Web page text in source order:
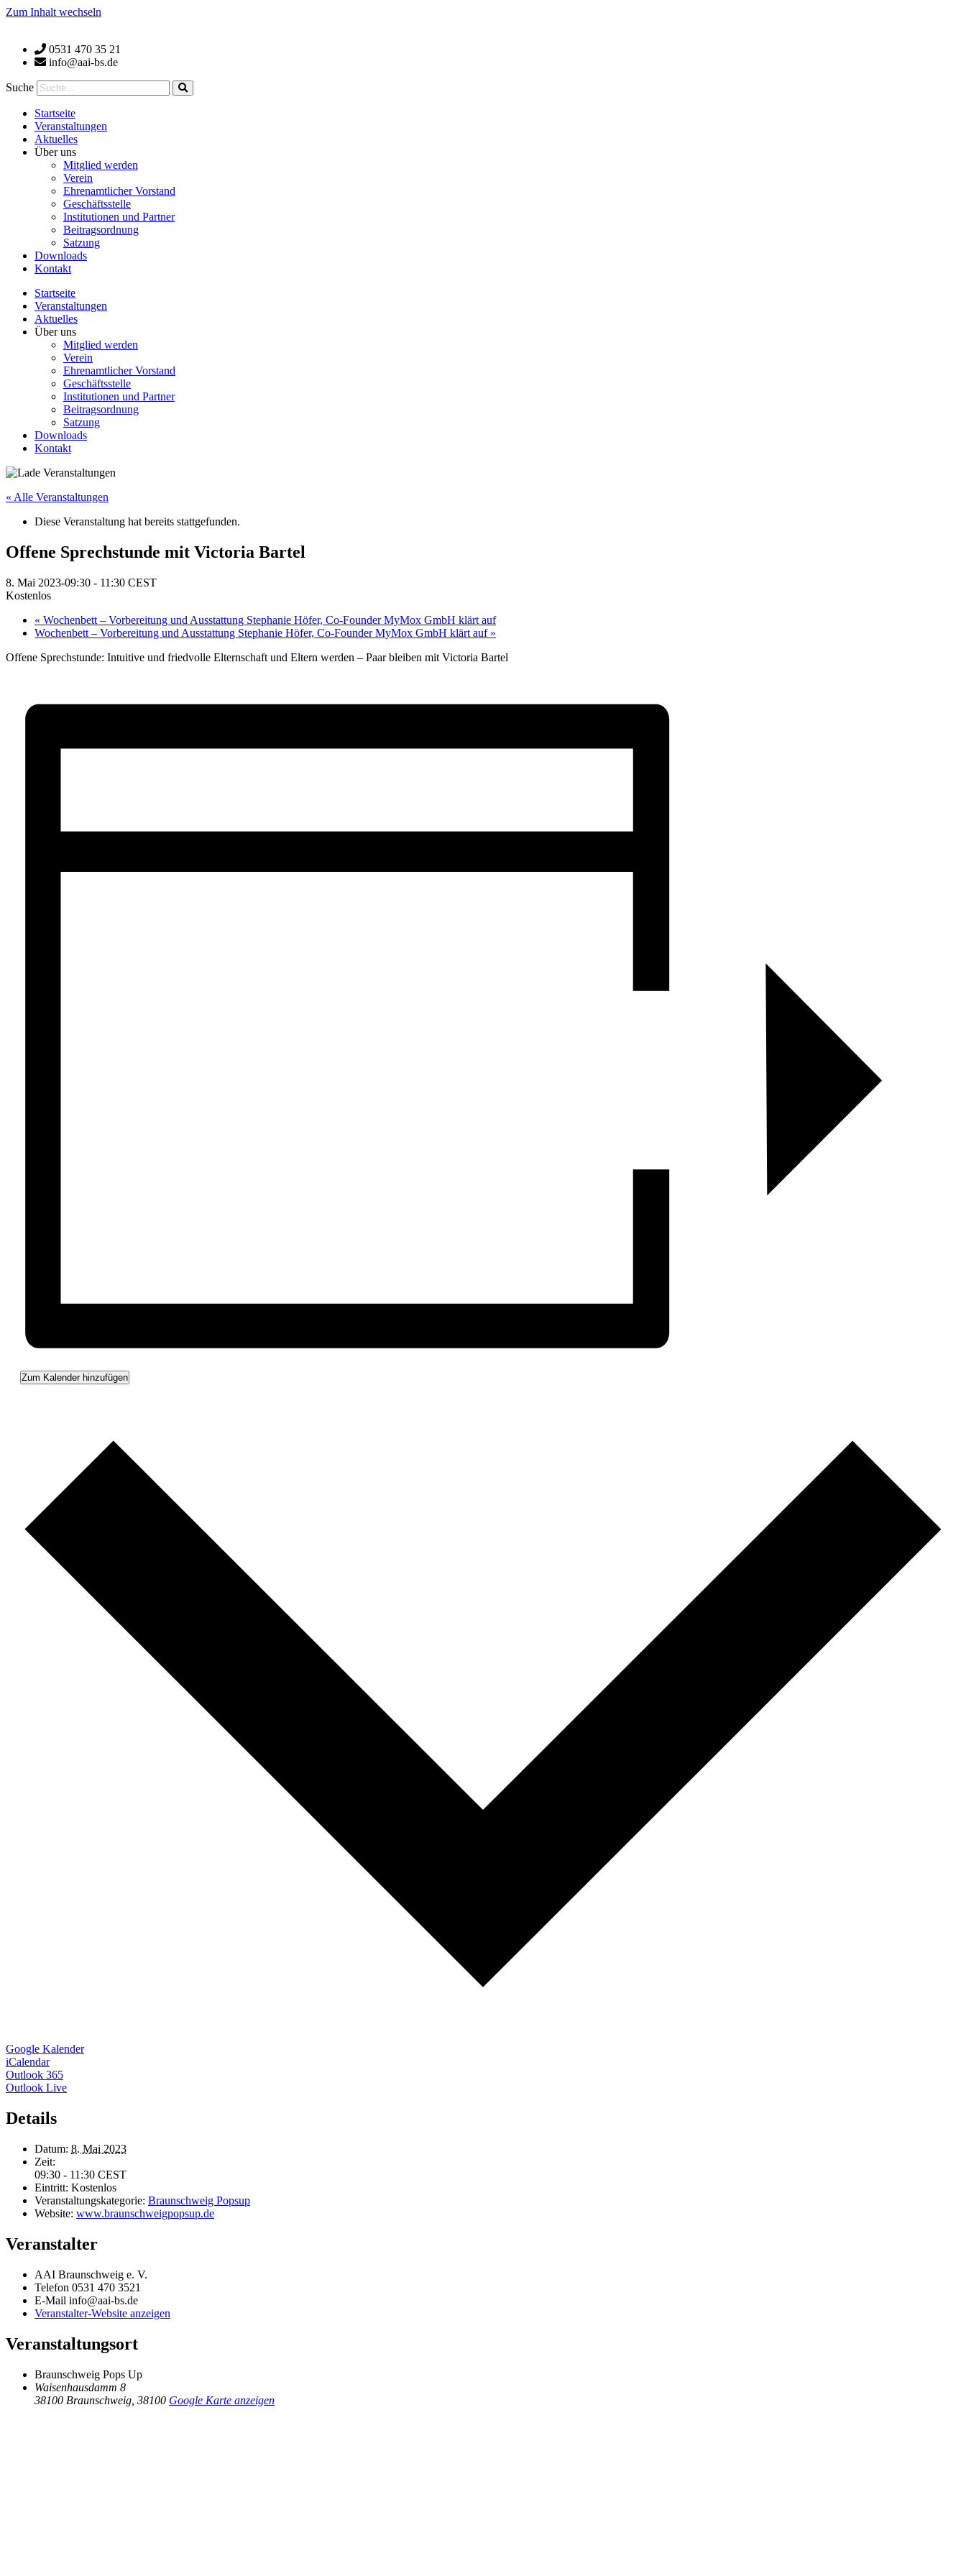
Zum Inhalt wechseln
0531 470 35 21
info@aai-bs.de
Suche
Startseite
Veranstaltungen
Aktuelles
Über uns
Mitglied werden
Verein
Ehrenamtlicher Vorstand
Geschäftsstelle
Institutionen und Partner
Beitragsordnung
Satzung
Downloads
Kontakt
Startseite
Veranstaltungen
Aktuelles
Über uns
Mitglied werden
Verein
Ehrenamtlicher Vorstand
Geschäftsstelle
Institutionen und Partner
Beitragsordnung
Satzung
Downloads
Kontakt
« Alle Veranstaltungen
Diese Veranstaltung hat bereits stattgefunden.
Offene Sprechstunde mit Victoria Bartel
8. Mai 2023-09:30 - 11:30 CEST
Kostenlos
« Wochenbett – Vorbereitung und Ausstattung Stephanie Höfer, Co-Founder MyMox GmbH klärt auf
Wochenbett – Vorbereitung und Ausstattung Stephanie Höfer, Co-Founder MyMox GmbH klärt auf »
Offene Sprechstunde: Intuitive und friedvolle Elternschaft und Eltern werden – Paar bleiben mit Victoria Bartel
Zum Kalender hinzufügen
Google Kalender
iCalendar
Outlook 365
Outlook Live
Details
Datum: 8. Mai 2023
Zeit:
09:30 - 11:30 CEST
Eintritt: Kostenlos
Veranstaltungskategorie: Braunschweig Popsup
Website: www.braunschweigpopsup.de
Veranstalter
AAI Braunschweig e. V.
Telefon 0531 470 3521
E-Mail info@aai-bs.de
Veranstalter-Website anzeigen
Veranstaltungsort
Braunschweig Pops Up
Waisenhausdamm 8
38100 Braunschweig 38100 Google Karte anzeigen